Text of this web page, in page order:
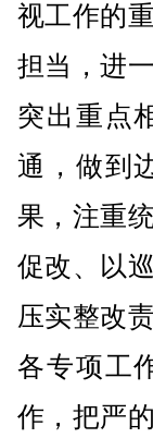
视工作的
担当，进
突出重点
通，做到
果，注重
促改、以
压实整改
各专项工
作，把严